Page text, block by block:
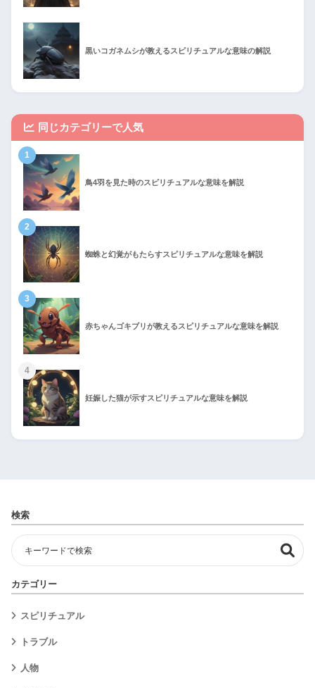
黒いコガネムシが教えるスピリチュアルな意味の解説
同じカテゴリーで人気
1
鳥4羽を見た時のスピリチュアルな意味を解説
2
蜘蛛と幻覚がもたらすスピリチュアルな意味を解説
3
赤ちゃんゴキブリが教えるスピリチュアルな意味を解説
4
妊娠した猫が示すスピリチュアルな意味を解説
検索
カテゴリー
スピリチュアル
トラブル
人物